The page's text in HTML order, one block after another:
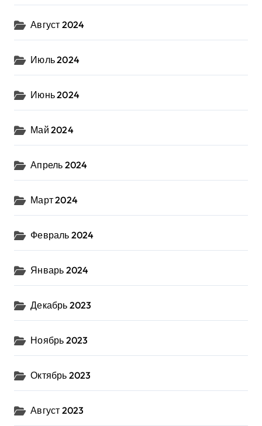
Август 2024
Июль 2024
Июнь 2024
Май 2024
Апрель 2024
Март 2024
Февраль 2024
Январь 2024
Декабрь 2023
Ноябрь 2023
Октябрь 2023
Август 2023